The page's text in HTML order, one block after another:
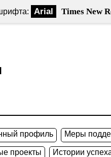
Arial Times New
профиль Меры
проекты Истории